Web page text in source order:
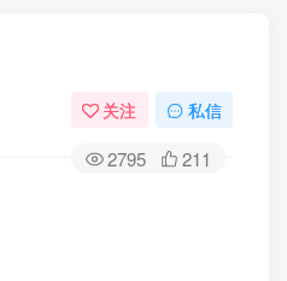
关注 私信
2795 211